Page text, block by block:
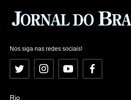
Nos siga nas redes sociais!
Twitter InstagramYouTubeFacebook
Rio